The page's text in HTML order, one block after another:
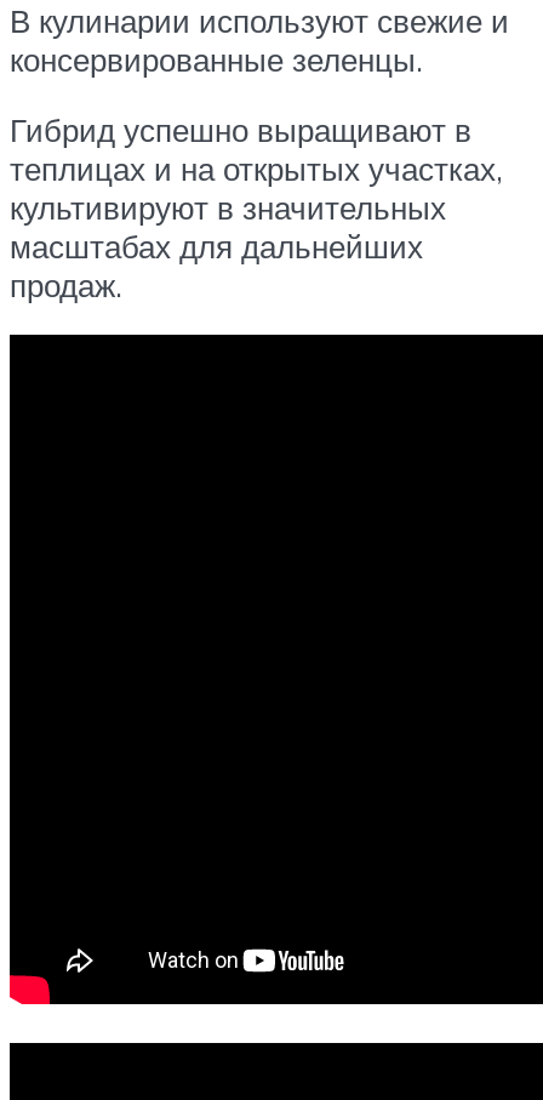
В кулинарии используют свежие и
консервированные зеленцы.
Гибрид успешно выращивают в
теплицах и на открытых участках,
культивируют в значительных
масштабах для дальнейших
продаж.